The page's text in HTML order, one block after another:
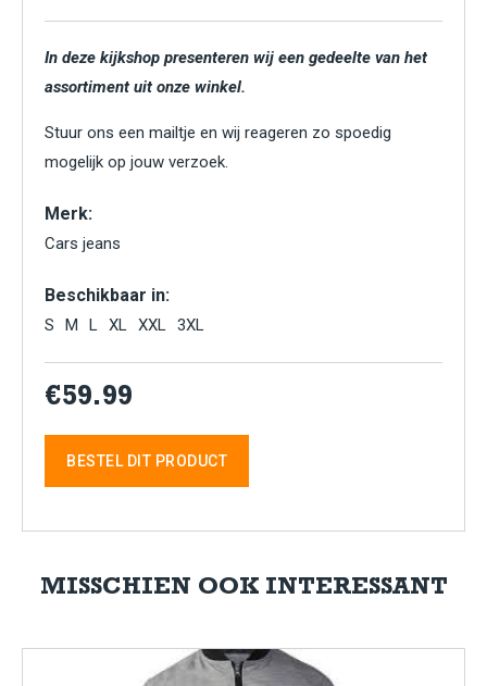
In deze kijkshop presenteren wij een gedeelte van het
assortiment uit onze winkel.
Stuur ons een mailtje en wij reageren zo spoedig
mogelijk op jouw verzoek.
Merk:
Cars jeans
Beschikbaar in:
S M L XL XXL 3XL
€59.99
BESTEL DIT PRODUCT
MISSCHIEN OOK INTERESSANT